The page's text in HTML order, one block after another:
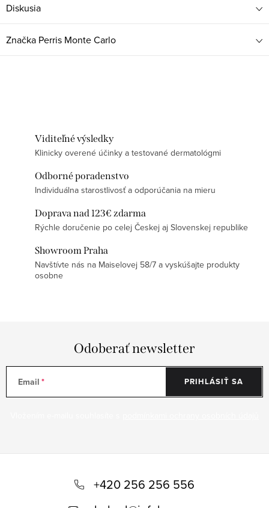
Diskusia
Značka Perris Monte Carlo
Viditeľné výsledky
Klinicky overené účinky a testované dermatológmi
Odborné poradenstvo
Individuálna starostlivosť a odporúčania na mieru
Doprava nad 123€ zdarma
Rýchle doručenie po celej Českej aj Slovenskej republike
Showroom Praha
Navštívte nás na Maiselovej 58/7 a vyskúšajte produkty
osobne
Odoberať newsletter
Email PRIHLÁSIŤ SA
+420 256 256 556